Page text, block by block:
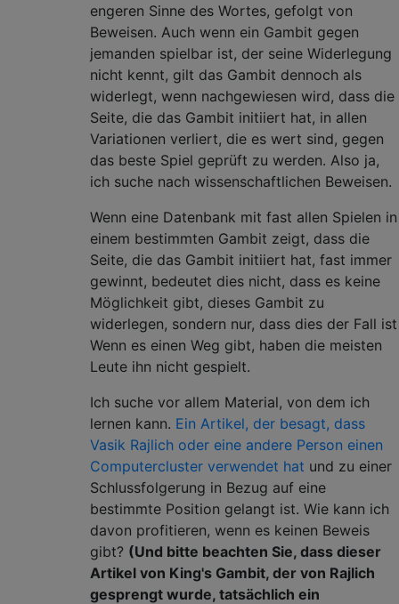
engeren Sinne des Wortes, gefolgt von
Beweisen. Auch wenn ein Gambit gegen
jemanden spielbar ist, der seine Widerlegung
nicht kennt, gilt das Gambit dennoch als
widerlegt, wenn nachgewiesen wird, dass die
Seite, die das Gambit initiiert hat, in allen
Variationen verliert, die es wert sind, gegen
das beste Spiel geprüft zu werden. Also ja,
ich suche nach wissenschaftlichen Beweisen.
Wenn eine Datenbank mit fast allen Spielen in
einem bestimmten Gambit zeigt, dass die
Seite, die das Gambit initiiert hat, fast immer
gewinnt, bedeutet dies nicht, dass es keine
Möglichkeit gibt, dieses Gambit zu
widerlegen, sondern nur, dass dies der Fall ist
Wenn es einen Weg gibt, haben die meisten
Leute ihn nicht gespielt.
Ich suche vor allem Material, von dem ich
lernen kann. Ein Artikel, der besagt, dass
Vasik Rajlich oder eine andere Person einen
Computercluster verwendet hat und zu einer
Schlussfolgerung in Bezug auf eine
bestimmte Position gelangt ist. Wie kann ich
davon profitieren, wenn es keinen Beweis
gibt? (Und bitte beachten Sie, dass dieser
Artikel von King's Gambit, der von Rajlich
gesprengt wurde, tatsächlich ein